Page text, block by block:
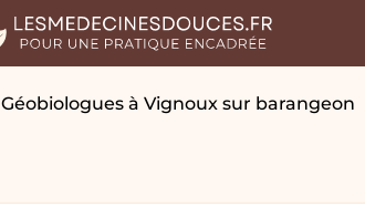
Géobiologues à Vignoux sur barangeon